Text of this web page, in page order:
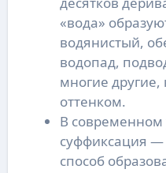
«вода»
водянистый,
водопад,
многие
оттенком.
В современном
суффиксация
способ